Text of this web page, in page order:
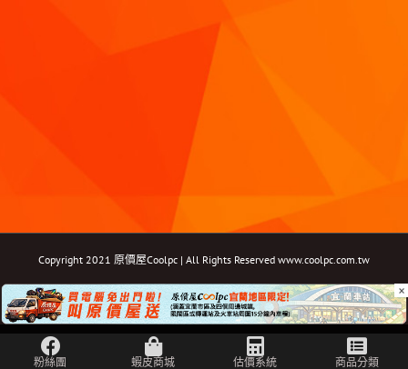
Copyright 2021 原價屋Coolpc | All Rights Reserved www.coolpc.com.tw
FacebookInstagramYouTubeTwitterEmail: ×